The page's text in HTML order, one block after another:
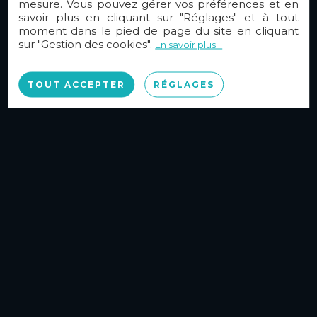
mesure. Vous pouvez gérer vos préférences et en
savoir plus en cliquant sur "Réglages" et à tout
moment dans le pied de page du site en cliquant
sur "Gestion des cookies". En savoir plus...
TOUT ACCEPTER RÉGLAGES